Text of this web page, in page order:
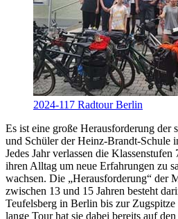
2024-117 Radtour Berlin
Es ist eine große Herausforderung der
und Schüler der Heinz-Brandt-Schule
Jedes Jahr verlassen die
ihren Alltag um neue Erfahrungen zu
wachsen. Die „Herausforderung“ der
zwischen 13 und 15 Jahren besteht
Teufelsberg in Berlin bis zur
lange Tour hat sie dabei bereits auf